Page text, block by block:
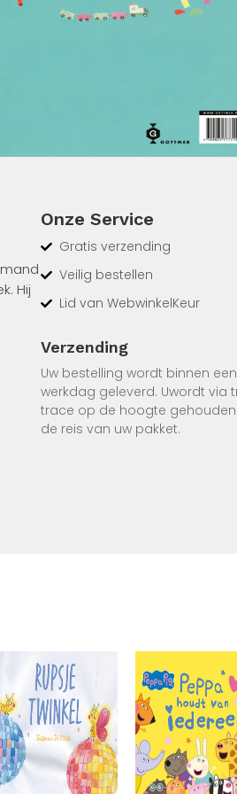
Hij
Onze Service
Gratis verzending
Veilig bestellen
Lid van WebwinkelKeur
Verzending
Uw bestelling wordt binnen een
werkdag geleverd. Uwordt via
trace op de hoogte
de reis van uw pakket.